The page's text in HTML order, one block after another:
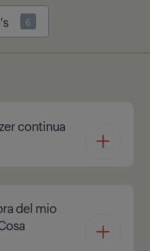
6
continua
del mio